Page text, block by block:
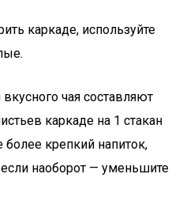
каркаде, используйте
чая составляют
каркаде на 1 стакан
крепкий напиток,
наоборот — уменьшите